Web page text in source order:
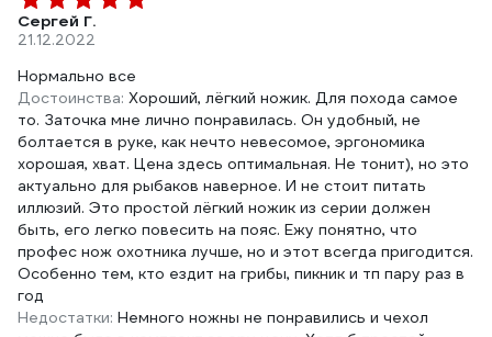
Сергей Г.
21.12.2022
Нормально все
Достоинства: Хороший, лёгкий ножик. Для похода самое
то. Заточка мне лично понравилась. Он удобный, не
болтается в руке, как нечто невесомое, эргономика
хорошая, хват. Цена здесь оптимальная. Не тонит), но это
актуально для рыбаков наверное. И не стоит питать
иллюзий. Это простой лёгкий ножик из серии должен
быть, его легко повесить на пояс. Ежу понятно, что
профес нож охотника лучше, но и этот всегда пригодится.
Особенно тем, кто ездит на грибы, пикник и тп пару раз в
год
Недостатки: Немного ножны не понравились и чехол